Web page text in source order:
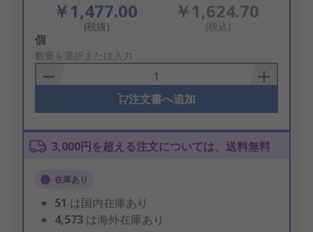
￥1,477.00
(税抜)
￥1,624.70
(税込)
Add
to
Basket
個
数量を選択または入力
注文書へ追加
3,000円を超える注文については、送料無料
在庫あり
51 は国内在庫あり
4,573 は海外在庫あり